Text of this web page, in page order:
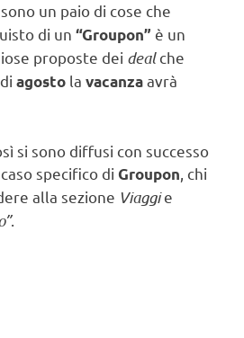
un paio di cose che
di un “Groupon” è un
proposte dei dealche
agosto la vacanzaavrà
si sono diffusi con successo
specifico di Groupon , chi
alla sezione Viaggie
.